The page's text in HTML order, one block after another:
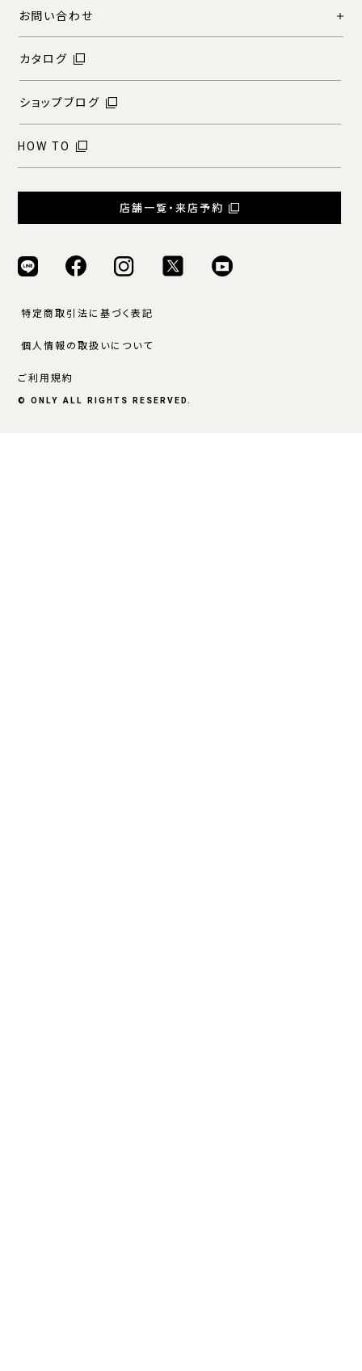
お問い合わせ
カタログ
ショップブログ
HOW TO
店舗一覧・来店予約
特定商取引法に基づく表記
個人情報の取扱いについて
ご利用規約
© ONLY ALL RIGHTS RESERVED.